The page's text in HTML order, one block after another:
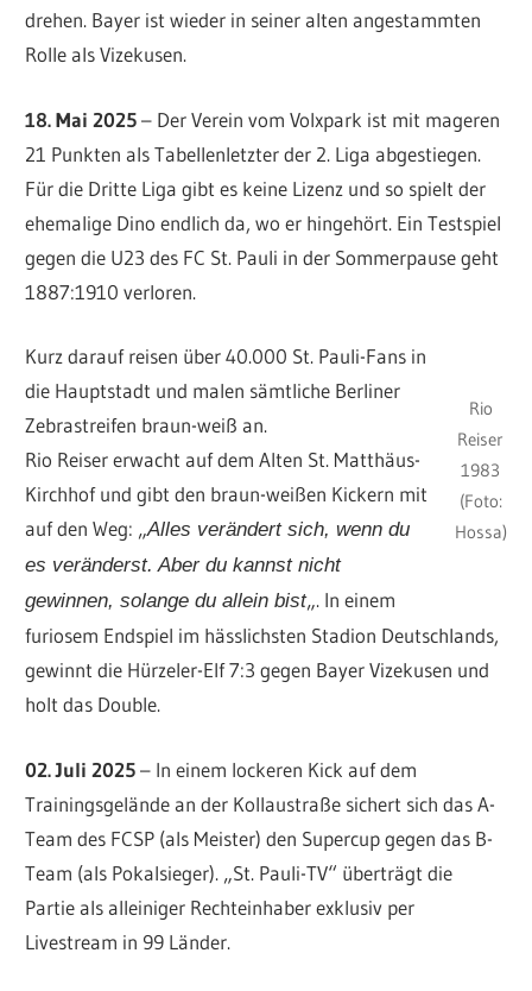
drehen. Bayer ist wieder in seiner alten angestammten
Rolle als Vizekusen.
18. Mai 2025– Der Verein vom Volxpark ist mit mageren
21 Punkten als Tabellenletzter der 2. Liga abgestiegen.
Für die Dritte Liga gibt es keine Lizenz und so spielt der
ehemalige Dino endlich da, wo er hingehört. Ein Testspiel
gegen die U23 des FC St. Pauli in der Sommerpause geht
1887:1910 verloren.
Rio
Reiser
1983
(Foto:
Hossa)
Kurz darauf reisen über 40.000 St. Pauli-Fans in
die Hauptstadt und malen sämtliche Berliner
Zebrastreifen braun-weiß an.
Rio Reiser erwacht auf dem Alten St. Matthäus-
Kirchhof und gibt den braun-weißen Kickern mit
auf den Weg: „Alles verändert sich, wenn du
es veränderst. Aber du kannst nicht
gewinnen, solange du allein bist„. In einem
furiosem Endspiel im hässlichsten Stadion Deutschlands,
gewinnt die Hürzeler-Elf 7:3 gegen Bayer Vizekusen und
holt das Double.
02. Juli 2025– In einem lockeren Kick auf dem
Trainingsgelände an der Kollaustraße sichert sich das A-
Team des FCSP (als Meister) den Supercup gegen das B-
Team (als Pokalsieger). „St. Pauli-TV“ überträgt die
Partie als alleiniger Rechteinhaber exklusiv per
Livestream in 99 Länder.